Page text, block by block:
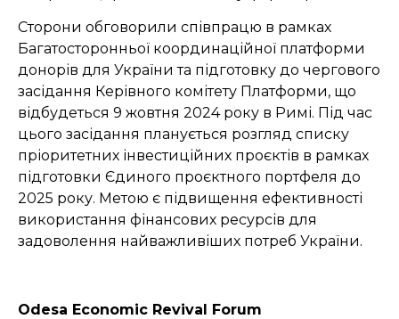
Сторони обговорили співпрацю в рамках
Багатосторонньої координаційної платформи
донорів для України та підготовку до чергового
засідання Керівного комітету Платформи, що
відбудеться 9 жовтня 2024 року в Римі. Під час
цього засідання планується розгляд списку
пріоритетних інвестиційних проєктів в рамках
підготовки Єдиного проєктного портфеля до
2025 року. Метою є підвищення ефективності
використання фінансових ресурсів для
задоволення найважливіших потреб України.
Odesa Economic Revival Forum